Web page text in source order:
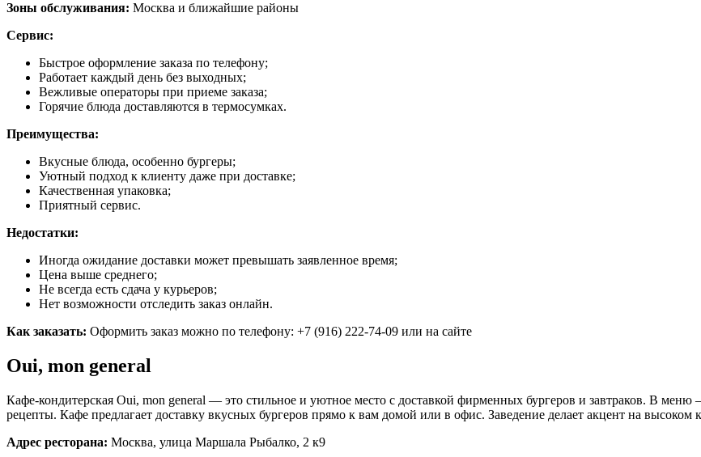
Зоны обслуживания: Москва и ближайшие районы
Сервис:
Быстрое оформление заказа по телефону;
Работает каждый день без выходных;
Вежливые операторы при приеме заказа;
Горячие блюда доставляются в термосумках.
Преимущества:
Вкусные блюда, особенно бургеры;
Уютный подход к клиенту даже при доставке;
Качественная упаковка;
Приятный сервис.
Недостатки:
Иногда ожидание доставки может превышать заявленное время;
Цена выше среднего;
Не всегда есть сдача у курьеров;
Нет возможности отследить заказ онлайн.
Как заказать: Оформить заказ можно по телефону: +7 (916) 222-74-09 или на сайте
Oui, mon general
Кафе-кондитерская Oui, mon general — это стильное и уютное место с доставкой фирменных бургеров и завтраков. В
рецепты. Кафе предлагает доставку вкусных бургеров прямо к вам домой или в офис. Заведение делает акцент на высоком
Адрес ресторана: Москва, улица Маршала Рыбалко, 2 к9